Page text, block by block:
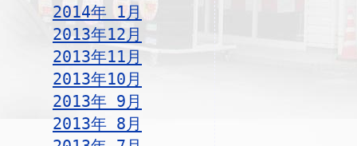
2014年 1月
2013年12月
2013年11月
2013年10月
2013年 9月
2013年 8月